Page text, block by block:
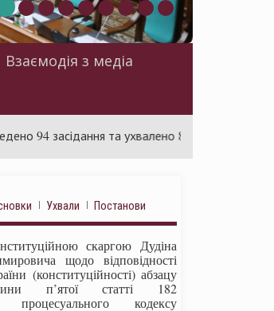
Взаємодія з медіа
та ухвалено 85 актів
Ухвали Постанови
скаргою Дудіна
щодо відповідності
(конституційності) абзацу
п’ятої статті 182
процесуального кодексу